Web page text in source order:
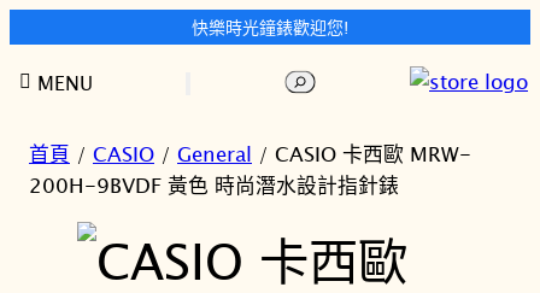
快樂時光鐘錶歡迎您!
至
搜
MENU
首頁 / CASIO / General / CASIO 卡西歐 MRW-
200H-9BVDF 黃色 時尚潛水設計指針錶